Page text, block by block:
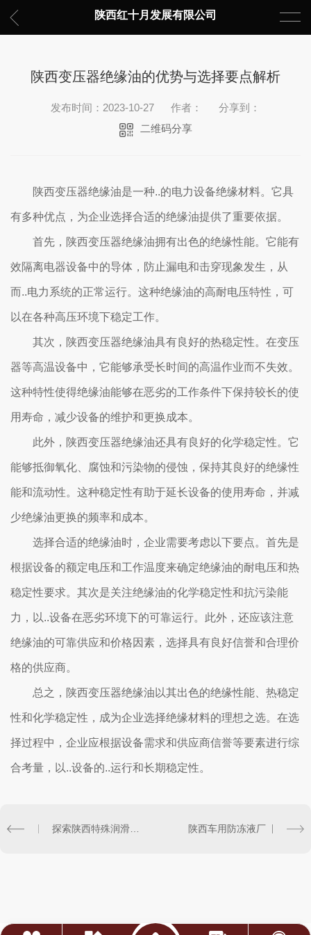
陕西红十月发展有限公司
陕西变压器绝缘油的优势与选择要点解析
发布时间：2023-10-27 作者：
分享到：
二维码分享
陕西变压器绝缘油是一种..的电力设备绝缘材料。它具
有多种优点，为企业选择合适的绝缘油提供了重要依据。
首先，陕西变压器绝缘油拥有出色的绝缘性能。它能有
效隔离电器设备中的导体，防止漏电和击穿现象发生，从
而..电力系统的正常运行。这种绝缘油的高耐电压特性，可
以在各种高压环境下稳定工作。
其次，陕西变压器绝缘油具有良好的热稳定性。在变压
器等高温设备中，它能够承受长时间的高温作业而不失效。
这种特性使得绝缘油能够在恶劣的工作条件下保持较长的使
用寿命，减少设备的维护和更换成本。
此外，陕西变压器绝缘油还具有良好的化学稳定性。它
能够抵御氧化、腐蚀和污染物的侵蚀，保持其良好的绝缘性
能和流动性。这种稳定性有助于延长设备的使用寿命，并减
少绝缘油更换的频率和成本。
选择合适的绝缘油时，企业需要考虑以下要点。首先是
根据设备的额定电压和工作温度来确定绝缘油的耐电压和热
稳定性要求。其次是关注绝缘油的化学稳定性和抗污染能
力，以..设备在恶劣环境下的可靠运行。此外，还应该注意
绝缘油的可靠供应和价格因素，选择具有良好信誉和合理价
格的供应商。
总之，陕西变压器绝缘油以其出色的绝缘性能、热稳定
性和化学稳定性，成为企业选择绝缘材料的理想之选。在选
择过程中，企业应根据设备需求和供应商信誉等要素进行综
合考量，以..设备的..运行和长期稳定性。
陕西车用防冻液厂